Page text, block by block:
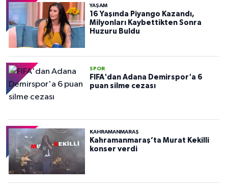
YAŞAM
16 Yaşında Piyango Kazandı,
Milyonları Kaybettikten Sonra
Huzuru Buldu
SPOR
FIFA'dan Adana Demirspor'a 6
puan silme cezası
KAHRAMANMARAŞ
Kahramanmaraş’ta Murat Kekilli
konser verdi